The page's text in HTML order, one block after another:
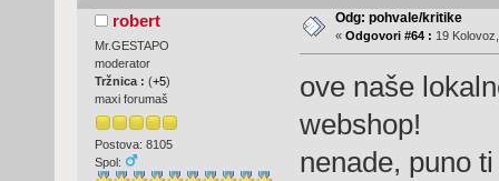
robert
Mr.GESTAPO
moderator
Tržnica : (+5)
maxi forumaš
Postova: 8105
Spol:
Odg: pohvale/kritike
« Odgovori #64 : 19
ove naše
webshop!
nenade, puno